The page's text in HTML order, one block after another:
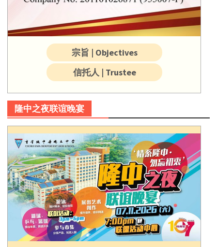
宗旨 | Objectives
信托人 | Trustee
隆中之夜联谊晚宴